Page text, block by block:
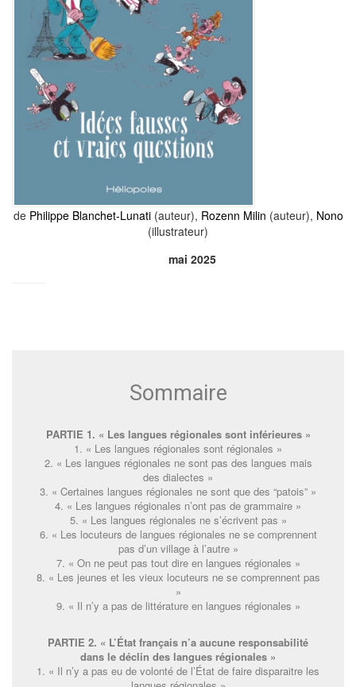
de Philippe Blanchet-Lunati(auteur), Rozenn Milin (auteur), Nono
(illustrateur)
mai 2025
Sommaire
PARTIE 1. « Les langues régionales sont inférieures »
1. « Les langues régionales sont régionales »
2. « Les langues régionales ne sont pas des langues mais
des dialectes »
3. « Certaines langues régionales ne sont que des “patois” »
4. « Les langues régionales n’ont pas de grammaire »
5. « Les langues régionales ne s’écrivent pas »
6. « Les locuteurs de langues régionales ne se comprennent
pas d’un village à l’autre »
7. « On ne peut pas tout dire en langues régionales »
8. « Les jeunes et les vieux locuteurs ne se comprennent pas
»
9. « Il n’y a pas de littérature en langues régionales »
PARTIE 2. « L’État français n’a aucune responsabilité
dans le déclin des langues régionales »
1. « Il n’y a pas eu de volonté de l’État de faire disparaitre les